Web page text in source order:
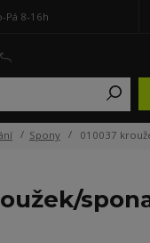
Pá 8-16h
Spony 010037